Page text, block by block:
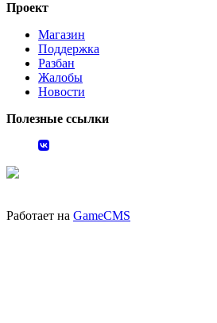
Проект
Магазин
Поддержка
Разбан
Жалобы
Новости
Полезные ссылки
Работает на GameCMS